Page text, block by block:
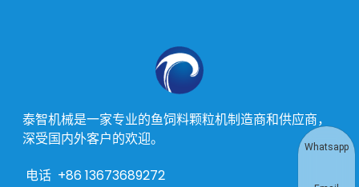
泰智机械是一家专业的鱼饲料颗粒机制造商和供应商，
深受国内外客户的欢迎。
电话 +86 13673689272
Whatsapp